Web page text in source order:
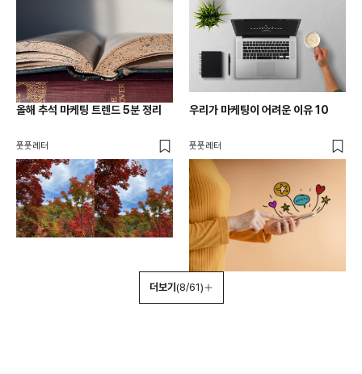
올해 추석 마케팅 트렌드 5분 정리
풋풋레터
우리가 마케팅이 어려운 이유 10
풋풋레터
더보기 (8/61)